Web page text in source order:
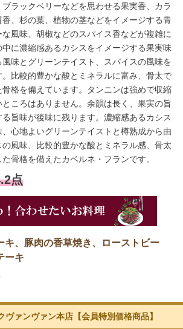
ラックベリーなどを思わせる果実香、カラ
香、杉の葉、植物の茎などをイメージする青
風味、胡椒などのスパイス香などが複雑に
に濃縮感あるカシスをイメージする果実味
味とグリーンテイスト、スパイスの風味を
比較的豊かな酸とミネラルに富み、骨太で
格を備えています。タンニンは強めで収縮
ころはありません。余韻は長く、果実の旨
旨味が後味に残ります。濃縮感あるカシス
心地よいグリーンテイストと樽熟成から由
風味、比較的豊かな酸とミネラル感、骨太
骨格を備えたカベルネ・フランです。
点
キ、豚肉の香草焼き、ローストビー
ーキ
ヴァンヴァン本店【会員特別価格商品】